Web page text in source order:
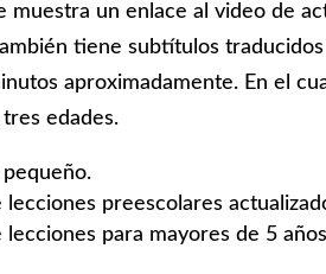
muestra un enlace al video de
tiene subtítulos
aproximadamente. En el
edades.
lecciones preescolares
lecciones para mayores de 5